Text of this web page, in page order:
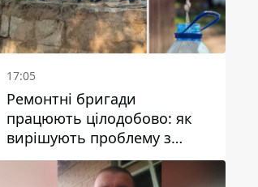
17:05
Ремонтні бригади
працюють цілодобово: як
вирішують проблему з
водою у Марганецькій
громаді